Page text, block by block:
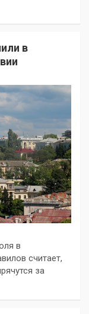
в
в
считает,
за